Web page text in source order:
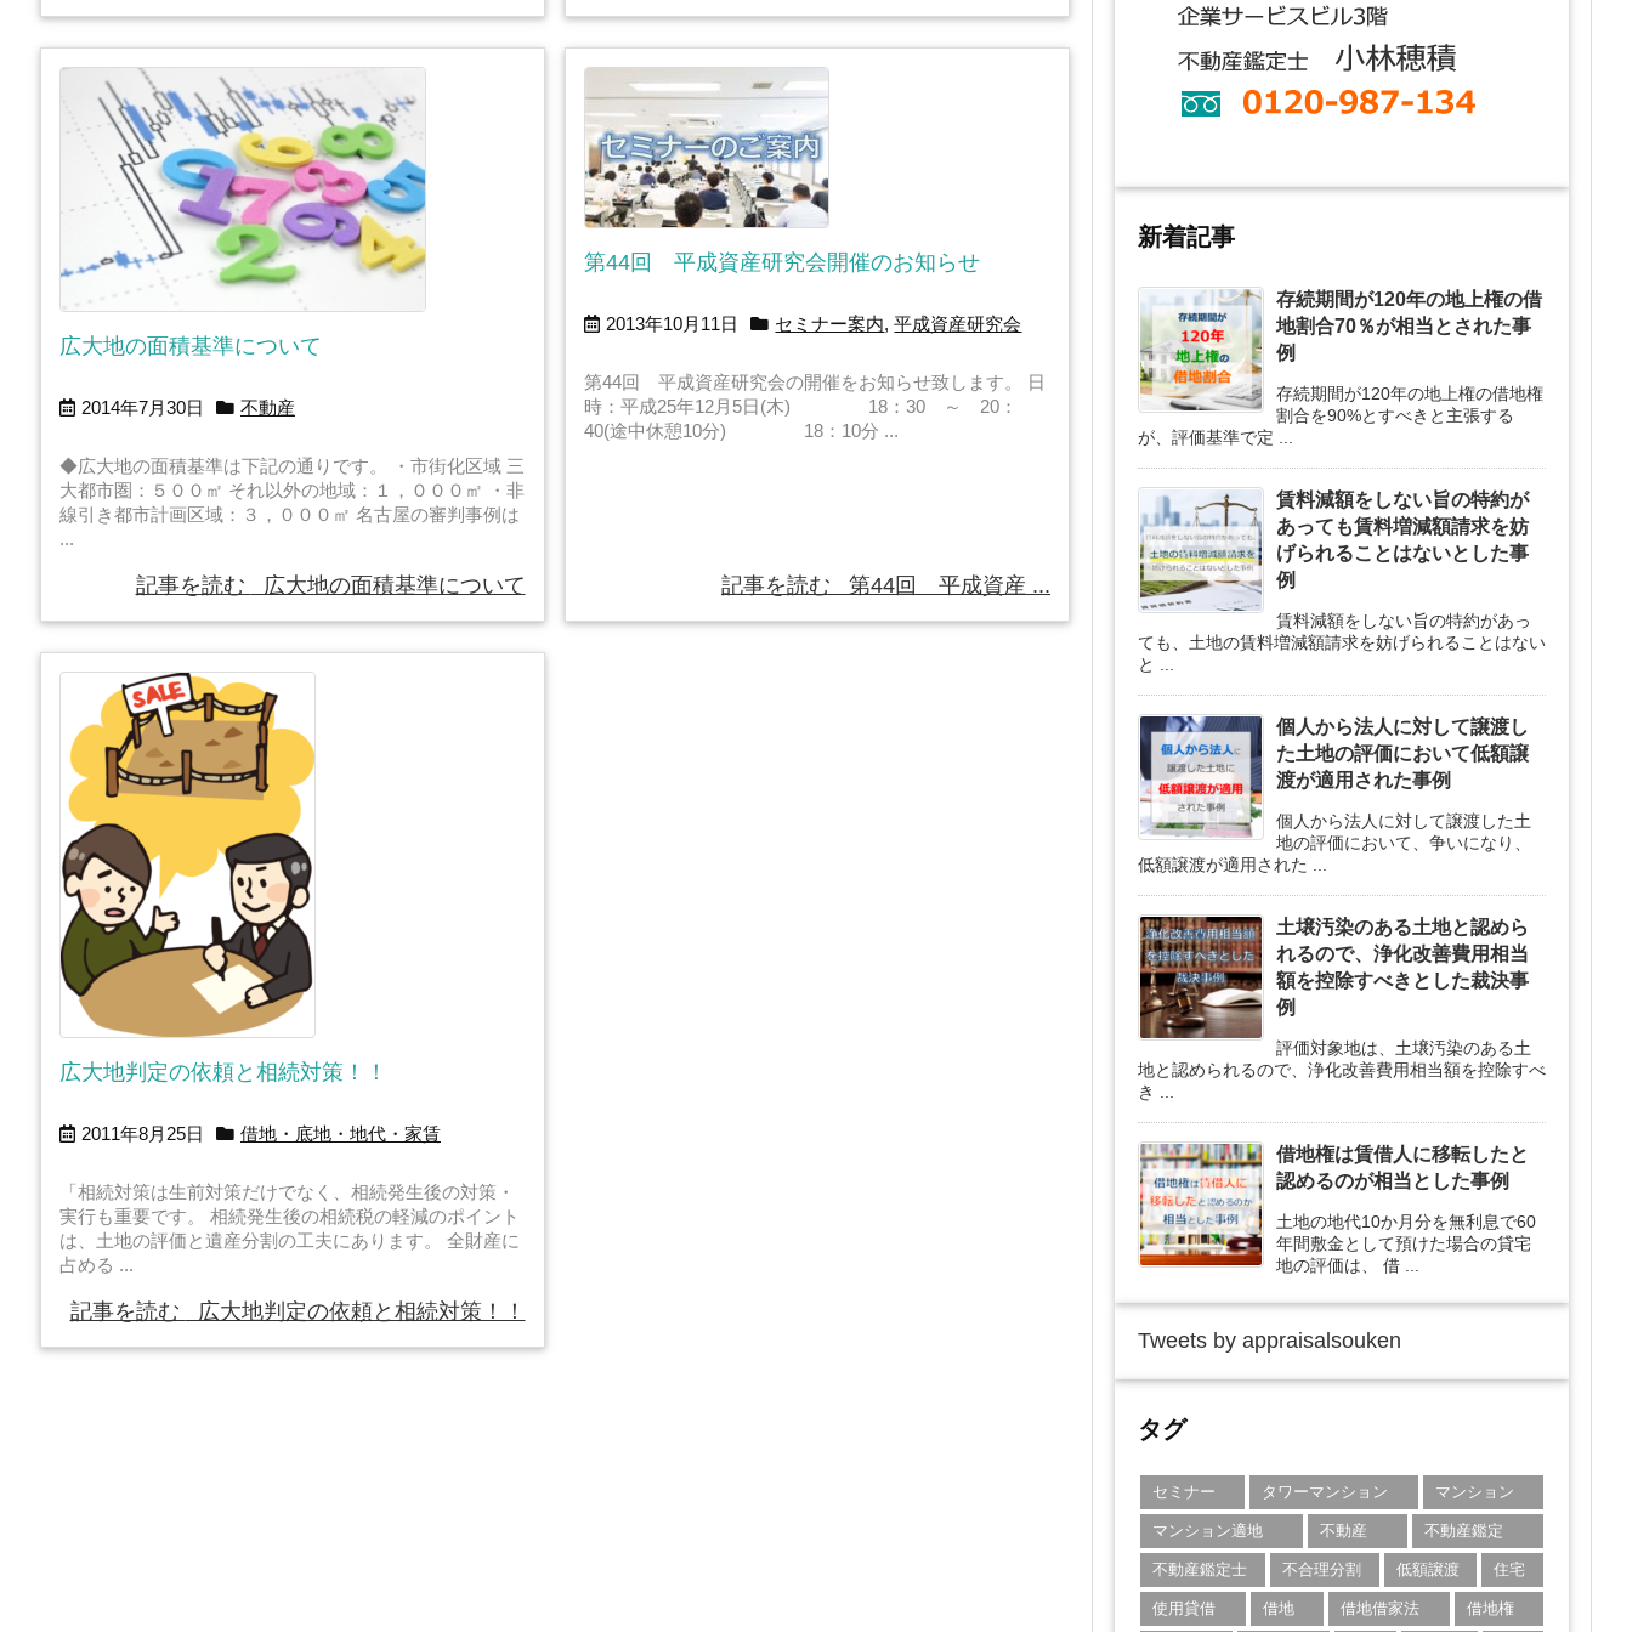
広大地の面積基準について
2014年7月30日 不動産
◆広大地の面積基準は下記の通りです。 ・市街化区域 三
大都市圏：５００㎡ それ以外の地域：１，０００㎡ ・非
線引き都市計画区域：３，０００㎡ 名古屋の審判事例は
...
記事を読む 広大地の面積基準について
第44回 平成資産研究会開催のお知らせ
2013年10月11日 セミナー案内,平成資産研究会
第44回 平成資産研究会の開催をお知らせ致します。 日
時：平成25年12月5日(木) 18：30 ～ 20：
40(途中休憩10分) 18：10分 ...
記事を読む 第44回 平成資産 ...
広大地判定の依頼と相続対策！！
2011年8月25日 借地・底地・地代・家賃
「相続対策は生前対策だけでなく、相続発生後の対策・
実行も重要です。 相続発生後の相続税の軽減のポイント
は、土地の評価と遺産分割の工夫にあります。 全財産に
占める ...
記事を読む 広大地判定の依頼と相続対策！！
新着記事
存続期間が120年の地上権の借
地割合70％が相当とされた事
例
存続期間が120年の地上権の借地権
割合を90%とすべきと主張する
が、評価基準で定 ...
賃料減額をしない旨の特約が
あっても賃料増減額請求を妨
げられることはないとした事
例
賃料減額をしない旨の特約があっ
ても、土地の賃料増減額請求を妨げられることはない
と ...
個人から法人に対して譲渡し
た土地の評価において低額譲
渡が適用された事例
個人から法人に対して譲渡した土
地の評価において、争いになり、
低額譲渡が適用された ...
土壌汚染のある土地と認めら
れるので、浄化改善費用相当
額を控除すべきとした裁決事
例
評価対象地は、土壌汚染のある土
地と認められるので、浄化改善費用相当額を控除すべ
き ...
借地権は賃借人に移転したと
認めるのが相当とした事例
土地の地代10か月分を無利息で60
年間敷金として預けた場合の貸宅
地の評価は、 借 ...
Tweets by appraisalsouken
タグ
セミナー タワーマンション マンション
マンション適地 不動産 不動産鑑定
不動産鑑定士 不合理分割 低額譲渡 住宅
使用貸借 借地 借地借家法 借地権